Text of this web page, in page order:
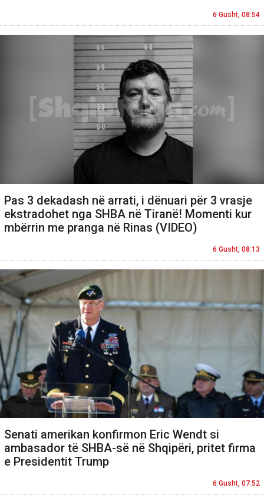
6 Gusht, 08:54
Pas 3 dekadash në arrati, i dënuari për 3 vrasje
ekstradohet nga SHBA në Tiranë! Momenti kur
mbërrin me pranga në Rinas (VIDEO)
6 Gusht, 08:13
Senati amerikan konfirmon Eric Wendt si
ambasador të SHBA-së në Shqipëri, pritet firma
e Presidentit Trump
6 Gusht, 07:52